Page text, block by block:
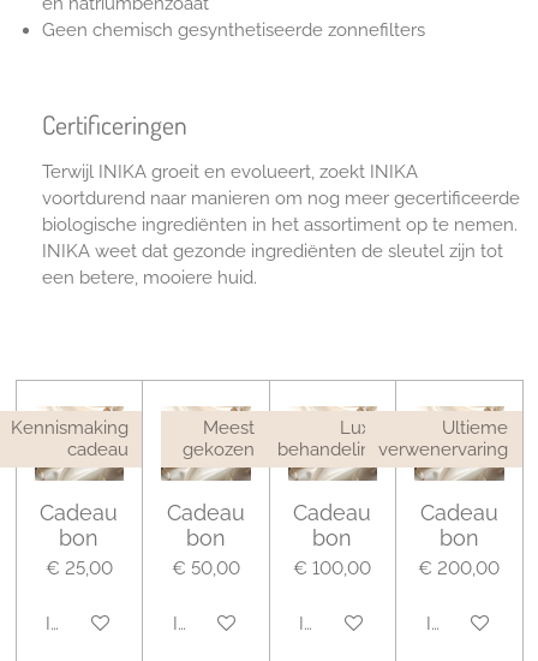
Geen chemisch gesynthetiseerde zonnefilters
Certificeringen
Terwijl INIKA groeit en evolueert, zoekt INIKA
voortdurend naar manieren om nog meer gecertificeerde
biologische ingrediënten in het assortiment op te nemen.
INIKA weet dat gezonde ingrediënten de sleutel zijn tot
een betere, mooiere huid.
Kennismaking
cadeau
Cadeau
bon
€ 25,00
In winkelwagen
Meest
gekozen
Cadeau
bon
€ 50,00
In winkelwagen
Luxe
behandeling
Cadeau
bon
€ 100,00
In winkelwagen
Ultieme
verwenervaring
Cadeau
bon
€ 200,00
In